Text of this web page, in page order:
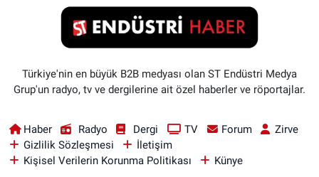
Türkiye'nin en büyük B2B medyası olan ST Endüstri Medya
Grup'un radyo, tv ve dergilerine ait özel haberler ve röportajlar.
Haber Radyo Dergi TV Forum
Zirve
Gizlilik Sözleşmesi
İletişim
Kişisel Verilerin Korunma Politikası
Künye